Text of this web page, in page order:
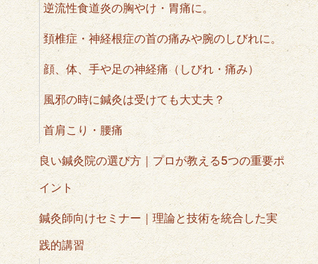
逆流性食道炎の胸やけ・胃痛に。
頚椎症・神経根症の首の痛みや腕のしびれに。
顔、体、手や足の神経痛（しびれ・痛み）
風邪の時に鍼灸は受けても大丈夫？
首肩こり・腰痛
良い鍼灸院の選び方｜プロが教える5つの重要ポ
イント
鍼灸師向けセミナー｜理論と技術を統合した実
践的講習